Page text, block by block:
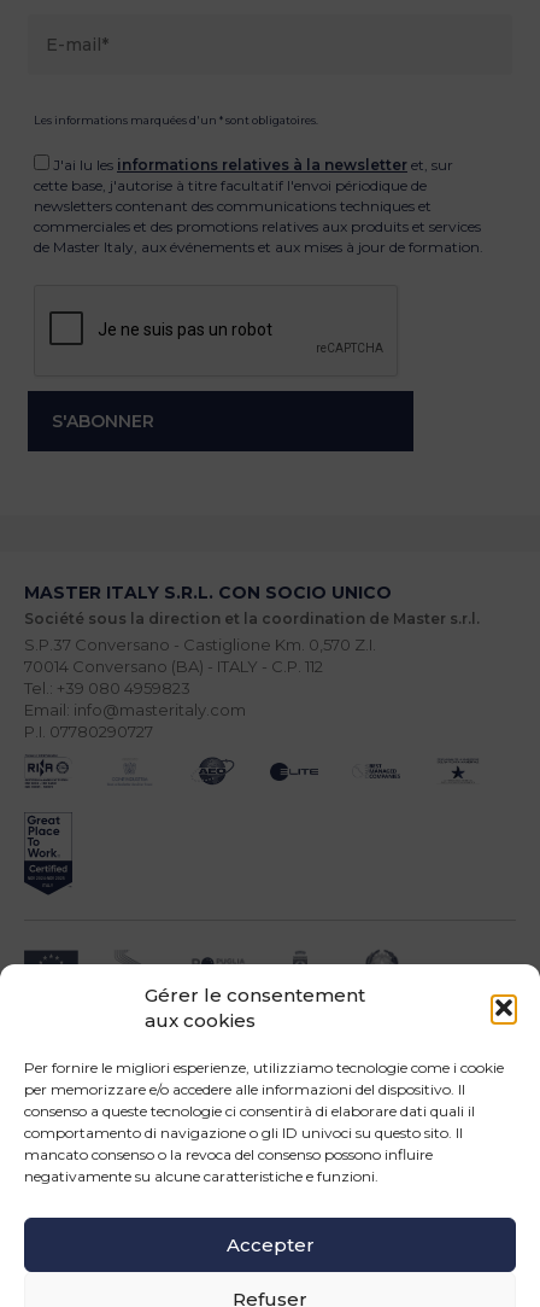
Gérer le consentement
aux cookies
Per fornire le migliori esperienze, utilizziamo tecnologie come i cookie
per memorizzare e/o accedere alle informazioni del dispositivo. Il
consenso a queste tecnologie ci consentirà di elaborare dati quali il
comportamento di navigazione o gli ID univoci su questo sito. Il
mancato consenso o la revoca del consenso possono influire
negativamente su alcune caratteristiche e funzioni.
Accepter
Refuser
Les informations marquées d'un * sont obligatoires.
J'ai lu les informations relatives à la newsletter et, sur
cette base, j'autorise à titre facultatif l'envoi périodique de
newsletters contenant des communications techniques et
commerciales et des promotions relatives aux produits et services
de Master Italy, aux événements et aux mises à jour de formation.
MASTER ITALY S.R.L. CON SOCIO UNICO
Société sous la direction et la coordination de Master s.r.l.
S.P.37 Conversano - Castiglione Km. 0,570 Z.I.
70014 Conversano (BA) - ITALY - C.P. 112
Tel.: +39 080 4959823
Email: info@masteritaly.com
P.I. 07780290727
Impresa beneficiari ai sensi dell'Avviso INNOPROCESS - interventi di supporto a
Operazione confinanziata dall'Unione Europea - POR Puglia 2014-2020 - Fondo